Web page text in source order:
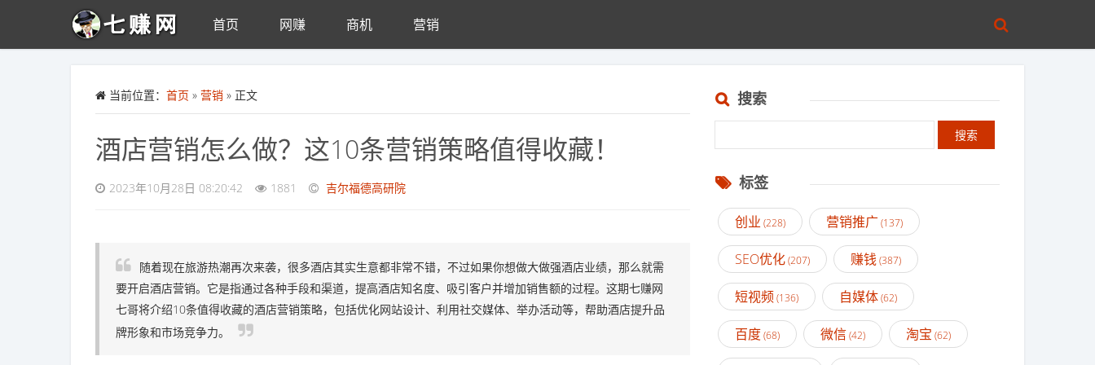
首页 网赚 商机 营销
当前位置： 首页 » 营销 » 正文
酒店营销怎么做？这10条营销策略值得收藏！
2023年10月28日 08:20:42 1881 吉尔福德高研院
随着现在旅游热潮再次来袭，很多酒店其实生意都非常不错，不过如果你想做大做强酒店业绩，那么就需
要开启酒店营销。它是指通过各种手段和渠道，提高酒店知名度、吸引客户并增加销售额的过程。这期七赚网
七哥将介绍10条值得收藏的酒店营销策略，包括优化网站设计、利用社交媒体、举办活动等，帮助酒店提升品
牌形象和市场竞争力。
搜索
标签
创业 (228) 营销推广 (137)
SEO优化(207) 赚钱(387)
短视频(136) 自媒体(62)
百度(68) 微信(42) 淘宝 (62)